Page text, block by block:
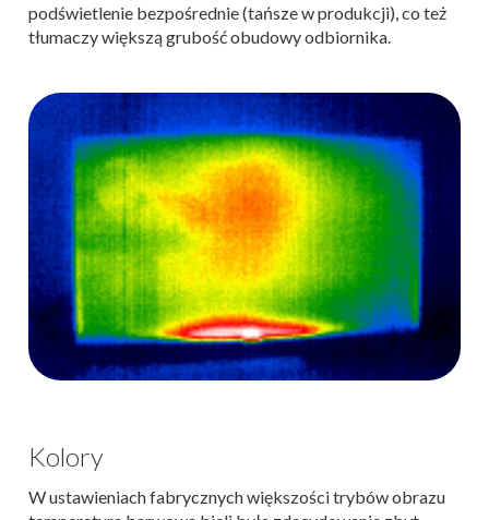
podświetlenie bezpośrednie (tańsze w produkcji), co też
tłumaczy większą grubość obudowy odbiornika.
Kolory
W ustawieniach fabrycznych większości trybów obrazu